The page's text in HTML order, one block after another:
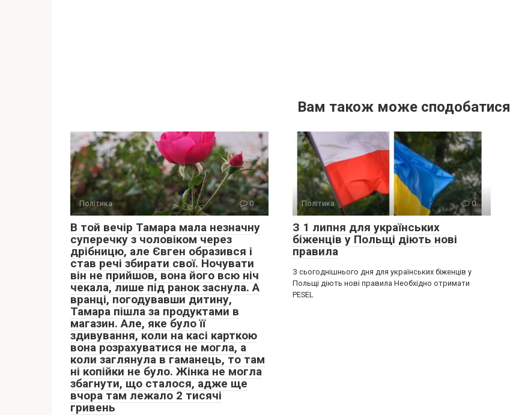
Вам також може сподобатися
Політика 0
В той вечір Тамара мала незначну
суперечку з чоловіком через
дрібницю, але Євген образився і
став речі збирати свої. Ночувати
він не прийшов, вона його всю ніч
чекала, лише під ранок заснула. А
вранці, погодувавши дитину,
Тамара пішла за продуктами в
магазин. Але, яке було її
здивування, коли на касі карткою
вона розрахуватися не могла, а
коли заглянула в гаманець, то там
ні копійки не було. Жінка не могла
збагнути, що сталося, адже ще
вчора там лежало 2 тисячі
гривень
Політика 0
З 1 липня для українських
біженців у Польщі діють нові
правила
З сьогоднішнього дня для українських біженців у
Польщі діють нові правила Необхідно отримати
PESEL